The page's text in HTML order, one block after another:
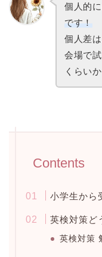
個人的
です！
個人差
会場で
くらい
Contents
小学生から
英検対策ど
英検対策